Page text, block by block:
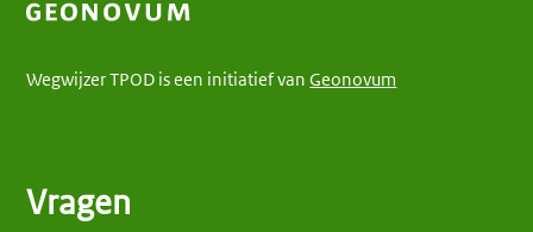
Wegwijzer TPOD is een initiatief vanGeonovum
Vragen